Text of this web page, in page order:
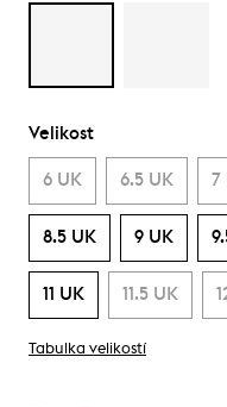
Velikost
6 UK 6.5 UK 7
8.5 UK 9 UK
11 UK 11.5 UK
Tabulka velikostí